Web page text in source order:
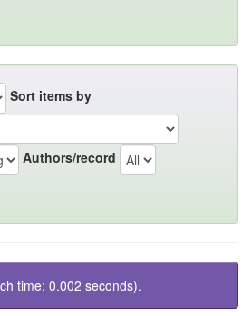
Sort items by
Authors/record
time: 0.002 seconds).